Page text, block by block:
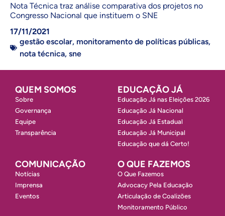
Nota Técnica traz análise comparativa dos projetos no
Congresso Nacional que instituem o SNE
17/11/2021
gestão escolar, monitoramento de políticas públicas,
nota técnica, sne
QUEM SOMOS
Sobre
Governança
Equipe
Transparência
EDUCAÇÃO JÁ
Educação Já nas Eleições 2026
Educação Já Nacional
Educação Já Estadual
Educação Já Municipal
Educação que dá Certo!
COMUNICAÇÃO
Notícias
Imprensa
Eventos
O QUE FAZEMOS
O Que Fazemos
Advocacy Pela Educação
Articulação de Coalizões
Monitoramento Público